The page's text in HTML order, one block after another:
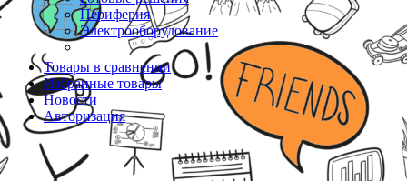
Периферия
Электрооборудование
Товары в сравнении
Избранные товары
Новости
Авторизация